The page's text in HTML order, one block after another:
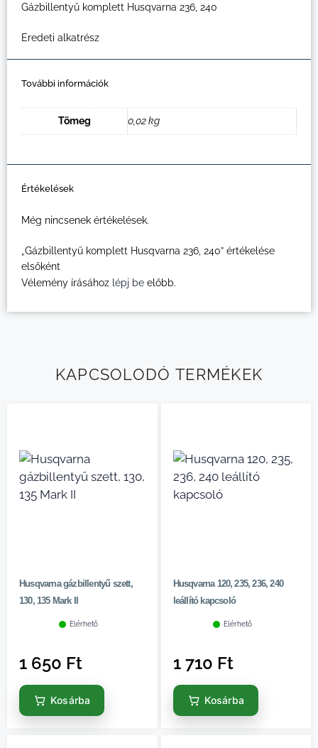
Gázbillentyű komplett Husqvarna 236, 240
Eredeti alkatrész
További információk
Tömeg 0,02 kg
Értékelések
Még nincsenek értékelések.
„Gázbillentyű komplett Husqvarna 236, 240” értékelése
elsőként
Vélemény írásához lépj be előbb.
KAPCSOLODÓ TERMÉKEK
Husqvarna gázbillentyű szett,
130, 135 Mark II
Elérhető
1 650 Ft
Kosárba
Husqvarna 120, 235, 236, 240
leállító kapcsoló
Elérhető
1 710 Ft
Kosárba